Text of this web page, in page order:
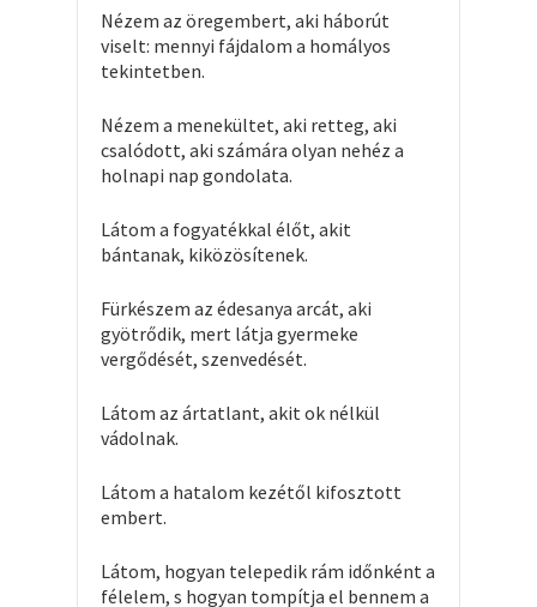
Nézem az öregembert, aki háborút
viselt: mennyi fájdalom a homályos
tekintetben.
Nézem a menekültet, aki retteg, aki
csalódott, aki számára olyan nehéz a
holnapi nap gondolata.
Látom a fogyatékkal élőt, akit
bántanak, kiközösítenek.
Fürkészem az édesanya arcát, aki
gyötrődik, mert látja gyermeke
vergődését, szenvedését.
Látom az ártatlant, akit ok nélkül
vádolnak.
Látom a hatalom kezétől kifosztott
embert.
Látom, hogyan telepedik rám időnként a
félelem, s hogyan tompítja el bennem a